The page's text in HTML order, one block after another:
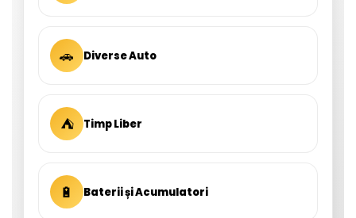
🚗 Diverse Auto
⛺ Timp Liber
🔋 Baterii și Acumulatori